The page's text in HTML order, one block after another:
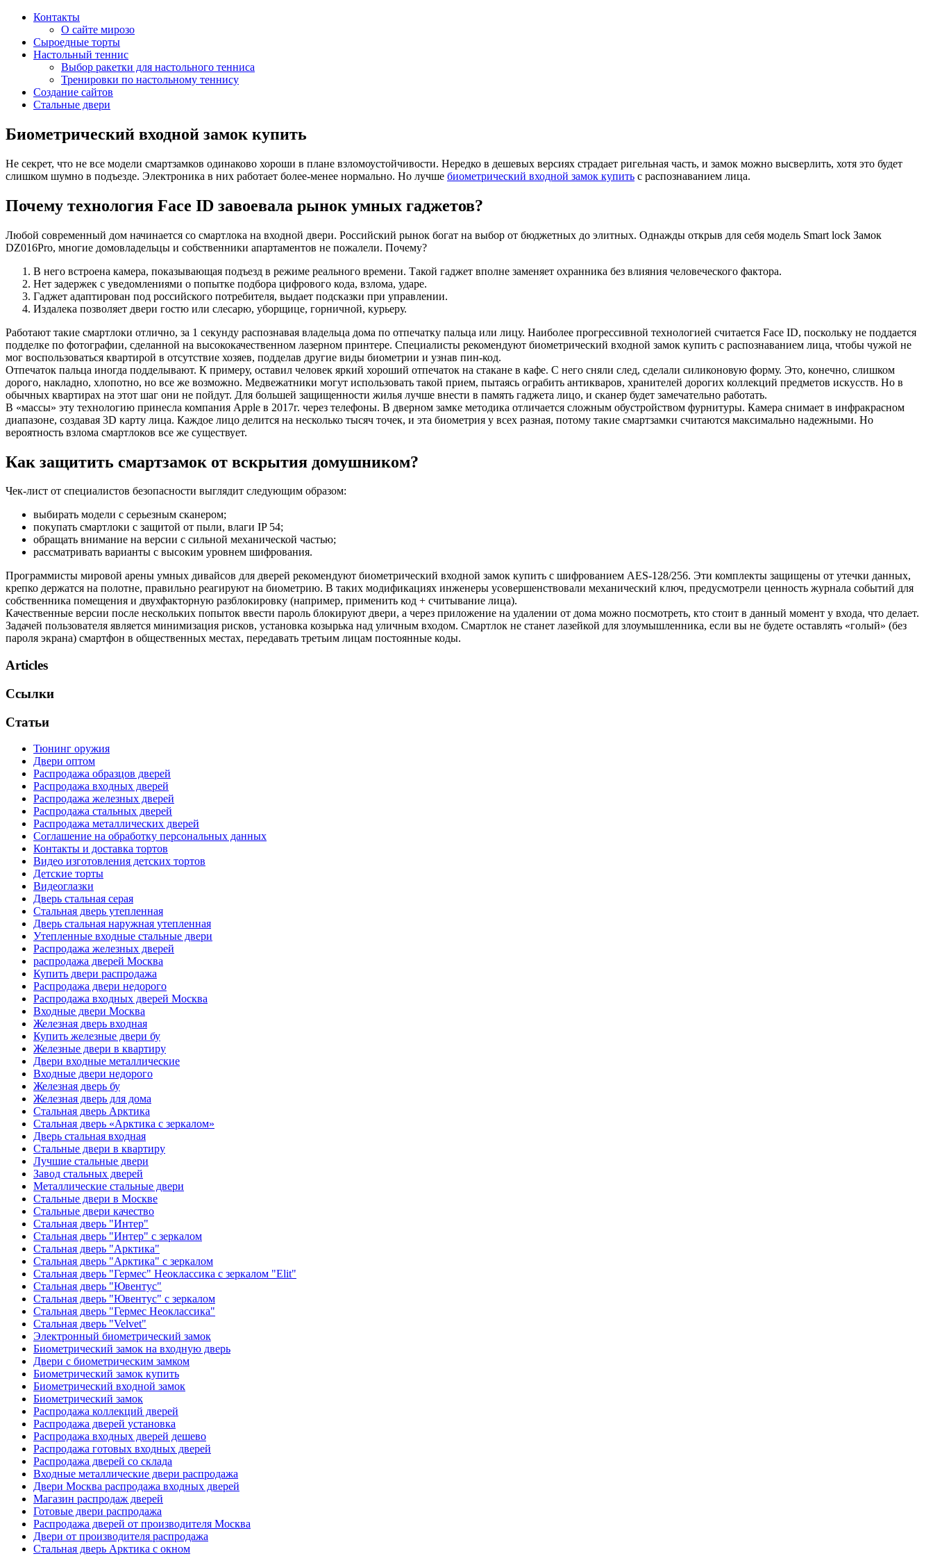
Контакты
О сайте мирозо
Сыроедные торты
Настольный теннис
Выбор ракетки для настольного тенниса
Тренировки по настольному теннису
Создание сайтов
Стальные двери
Биометрический входной замок купить
Не секрет, что не все модели смартзамков одинаково хороши в плане взломоустойчивости. Нередко в дешевых версиях страдает ригельная часть, и замок можно высверлить, хотя это будет
слишком шумно в подъезде. Электроника в них работает более-менее нормально. Но лучше биометрический входной замок купить с распознаванием лица.
Почему технология Face ID завоевала рынок умных гаджетов?
Любой современный дом начинается со смартлока на входной двери. Российский рынок богат на выбор от бюджетных до элитных. Однажды открыв для себя модель Smart lock Замок
DZ016Pro, многие домовладельцы и собственники апартаментов не пожалели. Почему?
В него встроена камера, показывающая подъезд в режиме реального времени. Такой гаджет вполне заменяет охранника без влияния человеческого фактора.
Нет задержек с уведомлениями о попытке подбора цифрового кода, взлома, ударе.
Гаджет адаптирован под российского потребителя, выдает подсказки при управлении.
Издалека позволяет двери гостю или слесарю, уборщице, горничной, курьеру.
Работают такие смартлоки отлично, за 1 секунду распознавая владельца дома по отпечатку пальца или лицу. Наиболее прогрессивной технологией считается Face ID, поскольку не поддается
подделке по фотографии, сделанной на высококачественном лазерном принтере. Специалисты рекомендуют биометрический входной замок купить с распознаванием лица, чтобы чужой не
мог воспользоваться квартирой в отсутствие хозяев, подделав другие виды биометрии и узнав пин-код.
Отпечаток пальца иногда подделывают. К примеру, оставил человек яркий хороший отпечаток на стакане в кафе. С него сняли след, сделали силиконовую форму. Это, конечно, слишком
дорого, накладно, хлопотно, но все же возможно. Медвежатники могут использовать такой прием, пытаясь ограбить антикваров, хранителей дорогих коллекций предметов искусств. Но в
обычных квартирах на этот шаг они не пойдут. Для большей защищенности жилья лучше внести в память гаджета лицо, и сканер будет замечательно работать.
В «массы» эту технологию принесла компания Apple в 2017г. через телефоны. В дверном замке методика отличается сложным обустройством фурнитуры. Камера снимает в инфракрасном
диапазоне, создавая 3D карту лица. Каждое лицо делится на несколько тысяч точек, и эта биометрия у всех разная, потому такие смартзамки считаются максимально надежными. Но
вероятность взлома смартлоков все же существует.
Как защитить смартзамок от вскрытия домушником?
Чек-лист от специалистов безопасности выглядит следующим образом:
выбирать модели с серьезным сканером;
покупать смартлоки с защитой от пыли, влаги IP 54;
обращать внимание на версии с сильной механической частью;
рассматривать варианты с высоким уровнем шифрования.
Программисты мировой арены умных дивайсов для дверей рекомендуют биометрический входной замок купить с шифрованием AES-128/256. Эти комплекты защищены от утечки данных,
крепко держатся на полотне, правильно реагируют на биометрию. В таких модификациях инженеры усовершенствовали механический ключ, предусмотрели ценность журнала событий для
собственника помещения и двухфакторную разблокировку (например, применить код + считывание лица).
Качественные версии после нескольких попыток ввести пароль блокируют двери, а через приложение на удалении от дома можно посмотреть, кто стоит в данный момент у входа, что делает.
Задачей пользователя является минимизация рисков, установка козырька над уличным входом. Смартлок не станет лазейкой для злоумышленника, если вы не будете оставлять «голый» (без
пароля экрана) смартфон в общественных местах, передавать третьим лицам постоянные коды.
Articles
Ссылки
Статьи
Тюнинг оружия
Двери оптом
Распродажа образцов дверей
Распродажа входных дверей
Распродажа железных дверей
Распродажа стальных дверей
Распродажа металлических дверей
Соглашение на обработку персональных данных
Контакты и доставка тортов
Видео изготовления детских тортов
Детские торты
Видеоглазки
Дверь стальная серая
Стальная дверь утепленная
Дверь стальная наружная утепленная
Утепленные входные стальные двери
Распродажа железных дверей
распродажа дверей Москва
Купить двери распродажа
Распродажа двери недорого
Распродажа входных дверей Москва
Входные двери Москва
Железная дверь входная
Купить железные двери бу
Железные двери в квартиру
Двери входные металлические
Входные двери недорого
Железная дверь бу
Железная дверь для дома
Стальная дверь Арктика
Стальная дверь «Арктика с зеркалом»
Дверь стальная входная
Стальные двери в квартиру
Лучшие стальные двери
Завод стальных дверей
Металлические стальные двери
Стальные двери в Москве
Стальные двери качество
Стальная дверь "Интер"
Стальная дверь "Интер" с зеркалом
Стальная дверь "Арктика"
Стальная дверь "Арктика" с зеркалом
Стальная дверь "Гермес" Неоклассика с зеркалом "Elit"
Стальная дверь "Ювентус"
Стальная дверь "Ювентус" с зеркалом
Стальная дверь "Гермес Неоклассика"
Стальная дверь "Velvet"
Электронный биометрический замок
Биометрический замок на входную дверь
Двери с биометрическим замком
Биометрический замок купить
Биометрический входной замок
Биометрический замок
Распродажа коллекций дверей
Распродажа дверей установка
Распродажа входных дверей дешево
Распродажа готовых входных дверей
Распродажа дверей со склада
Входные металлические двери распродажа
Двери Москва распродажа входных дверей
Магазин распродаж дверей
Готовые двери распродажа
Распродажа дверей от производителя Москва
Двери от производителя распродажа
Стальная дверь Арктика с окном